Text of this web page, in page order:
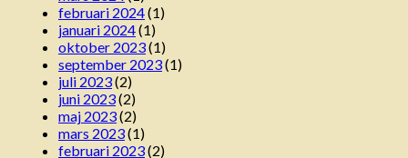
februari 2024(1)
januari 2024(1)
oktober 2023(1)
september 2023(1)
juli 2023(2)
juni 2023(2)
maj 2023(2)
mars 2023(1)
februari 2023(2)